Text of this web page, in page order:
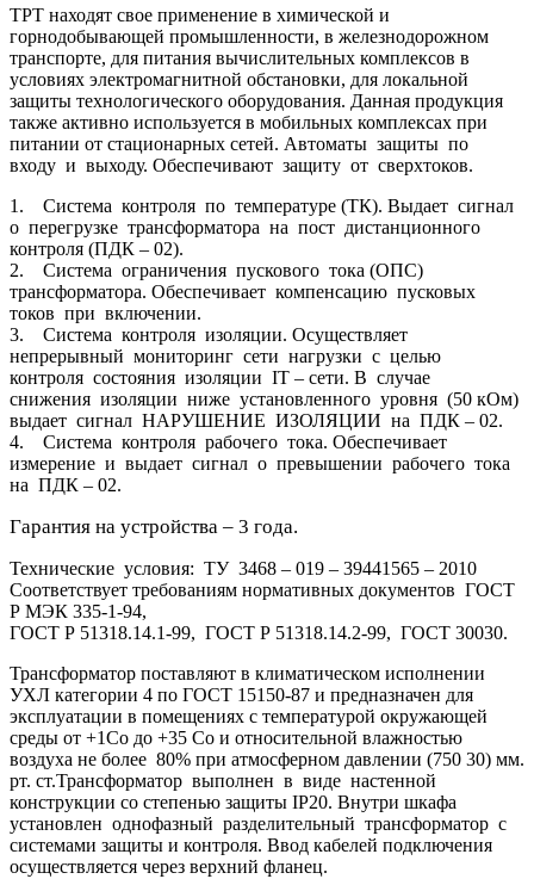
ТРТ находят свое применение в химической и
горнодобывающей промышленности, в железнодорожном
транспорте, для питания вычислительных комплексов в
условиях электромагнитной обстановки, для локальной
защиты технологического оборудования. Данная продукция
также активно используется в мобильных комплексах при
питании от стационарных сетей. Автоматы защиты по
входу и выходу. Обеспечивают защиту от сверхтоков.
1. Система контроля по температуре (ТК). Выдает сигнал
о перегрузке трансформатора на пост дистанционного
контроля (ПДК – 02).
2. Система ограничения пускового тока (ОПС)
трансформатора. Обеспечивает компенсацию пусковых
токов при включении.
3. Система контроля изоляции. Осуществляет
непрерывный мониторинг сети нагрузки с целью
контроля состояния изоляции IT – сети. В случае
снижения изоляции ниже установленного уровня (50 кОм)
выдает сигнал НАРУШЕНИЕ ИЗОЛЯЦИИ на ПДК – 02.
4. Система контроля рабочего тока. Обеспечивает
измерение и выдает сигнал о превышении рабочего тока
на ПДК – 02.
Гарантия на устройства – 3 года.
Технические условия: ТУ 3468 – 019 – 39441565 – 2010
Соответствует требованиям нормативных документов ГОСТ
Р МЭК 335-1-94,
ГОСТ Р 51318.14.1-99, ГОСТ Р 51318.14.2-99, ГОСТ 30030.
Трансформатор поставляют в климатическом исполнении
УХЛ категории 4 по ГОСТ 15150-87 и предназначен для
эксплуатации в помещениях с температурой окружающей
среды от +1Со до +35 Со и относительной влажностью
воздуха не более 80% при атмосферном давлении (750 30) мм.
рт. ст.Трансформатор выполнен в виде настенной
конструкции со степенью защиты IP20. Внутри шкафа
установлен однофазный разделительный трансформатор с
системами защиты и контроля. Ввод кабелей подключения
осуществляется через верхний фланец.